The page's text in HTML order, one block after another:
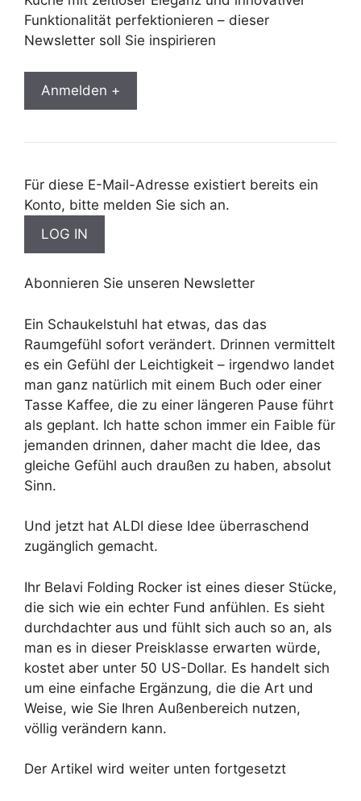
Funktionalität perfektionieren – dieser
Newsletter soll Sie inspirieren
Anmelden +
Für diese E-Mail-Adresse existiert bereits ein
Konto, bitte melden Sie sich an.
Abonnieren Sie unseren Newsletter
Ein Schaukelstuhl hat etwas, das das
Raumgefühl sofort verändert. Drinnen vermittelt
es ein Gefühl der Leichtigkeit – irgendwo landet
man ganz natürlich mit einem Buch oder einer
Tasse Kaffee, die zu einer längeren Pause führt
als geplant. Ich hatte schon immer ein Faible für
jemanden drinnen, daher macht die Idee, das
gleiche Gefühl auch draußen zu haben, absolut
Sinn.
Und jetzt hat ALDI diese Idee überraschend
zugänglich gemacht.
Ihr Belavi Folding Rocker ist eines dieser Stücke,
die sich wie ein echter Fund anfühlen. Es sieht
durchdachter aus und fühlt sich auch so an, als
man es in dieser Preisklasse erwarten würde,
kostet aber unter 50 US-Dollar. Es handelt sich
um eine einfache Ergänzung, die die Art und
Weise, wie Sie Ihren Außenbereich nutzen,
völlig verändern kann.
Der Artikel wird weiter unten fortgesetzt